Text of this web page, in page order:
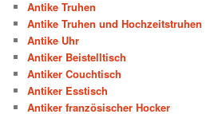
Antike Truhen
Antike Truhen und Hochzeitstruhen
Antike Uhr
Antiker Beistelltisch
Antiker Couchtisch
Antiker Esstisch
Antiker französischer Hocker